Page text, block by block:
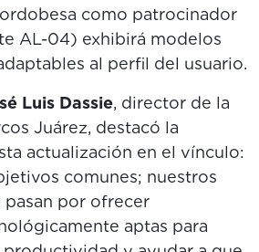
como patrocinador
AL-04) exhibirá modelos
al perfil del usuario.
Luis Dassie, director de la
Juárez, destacó la
actualización en el vínculo:
comunes; nuestros
por ofrecer
aptas para